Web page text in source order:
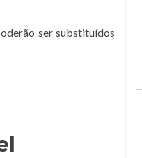
ser substituídos